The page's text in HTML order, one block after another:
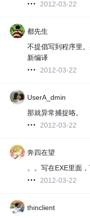
2012-03-22
都先生
不提倡写到程序里
新编译
2012-03-22
UserA_dmin
那就异常捕捉咯。
2012-03-22
奔四在望
。。写在EXE里面
2012-03-22
thinclient